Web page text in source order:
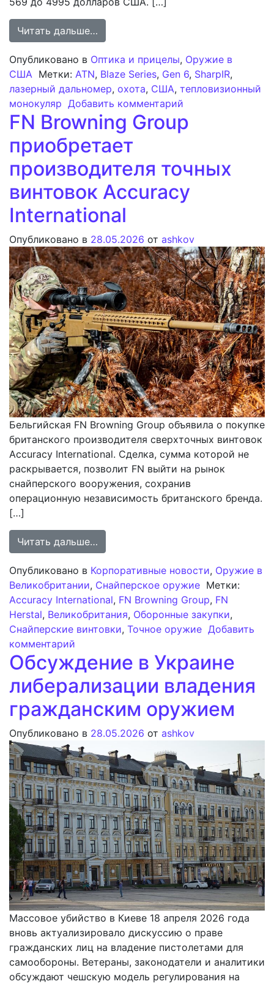
Читать дальше…
Опубликовано в Оптика и прицелы, Оружие в
США Метки: ATN, Blaze Series, Gen 6, SharpIR,
лазерный дальномер, охота, США, тепловизионный
монокуляр Добавить комментарий
FN Browning Group
приобретает
производителя точных
винтовок Accuracy
International
Опубликовано в 28.05.2026 от ashkov
Бельгийская FN Browning Group объявила о покупке
британского производителя сверхточных винтовок
Accuracy International. Сделка, сумма которой не
раскрывается, позволит FN выйти на рынок
снайперского вооружения, сохранив
операционную независимость британского бренда.
[…]
Читать дальше…
Опубликовано в Корпоративные новости, Оружие в
Великобритании, Снайперское оружие Метки:
Accuracy International, FN Browning Group, FN
Herstal, Великобритания, Оборонные закупки,
Снайперские винтовки, Точное оружие Добавить
комментарий
Обсуждение в Украине
либерализации владения
гражданским оружием
Опубликовано в 28.05.2026 от ashkov
Массовое убийство в Киеве 18 апреля 2026 года
вновь актуализировало дискуссию о праве
гражданских лиц на владение пистолетами для
самообороны. Ветераны, законодатели и аналитики
обсуждают чешскую модель регулирования на